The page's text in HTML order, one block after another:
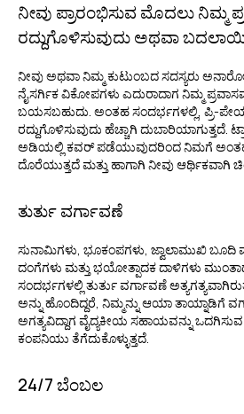
ನೀವು ಪ್ರಾರಂಭಿಸುವ ಮೊದಲು ನಿಮ್ಮ
ರದ್ದುಗೊಳಿಸುವುದು ಅಥವಾ
ನೀವು ಅಥವಾ ನಿಮ್ಮ ಕುಟುಂಬದ ಸದಸ್ಯರು
ನೈಸರ್ಗಿಕ ವಿಕೋಪಗಳು ಎದುರಾದಾಗ ನಿಮ್ಮ
ಬಯಸಬಹುದು. ಅಂತಹ ಸಂದರ್ಭಗಳಲ್ಲಿ, ಪ್ರಿ-
ರದ್ದುಗೊಳಿಸುವುದು ಹೆಚ್ಚಾಗಿ ದುಬಾರಿಯಾಗುತ್ತದೆ.
ಅಡಿಯಲ್ಲಿ ಕವರ್ ಪಡೆಯುವುದರಿಂದ ನಿಮಗೆ
ದೊರೆಯುತ್ತದೆ ಮತ್ತು ಹಾಗಾಗಿ ನೀವು ಆರ್ಥಿಕವಾಗಿ
ತುರ್ತು ವರ್ಗಾವಣೆ
ಸುನಾಮಿಗಳು, ಭೂಕಂಪಗಳು, ಜ್ವಾಲಾಮುಖಿ
ದಂಗೆಗಳು ಮತ್ತು ಭಯೋತ್ಪಾದಕ ದಾಳಿಗಳು
ಸಂದರ್ಭಗಳಲ್ಲಿ ತುರ್ತು ವರ್ಗಾವಣೆ
ಅನ್ನು ಹೊಂದಿದ್ದರೆ, ನಿಮ್ಮನ್ನು ಆಯಾ ತಾಯ್ನಾಡಿಗೆ
ಅಗತ್ಯವಿದ್ದಾಗ ವೈದ್ಯಕೀಯ ಸಹಾಯವನ್ನು ಒದಗಿಸುವ
ಕಂಪನಿಯು ತೆಗೆದುಕೊಳ್ಳುತ್ತದೆ.
24/7 ಬೆಂಬಲ